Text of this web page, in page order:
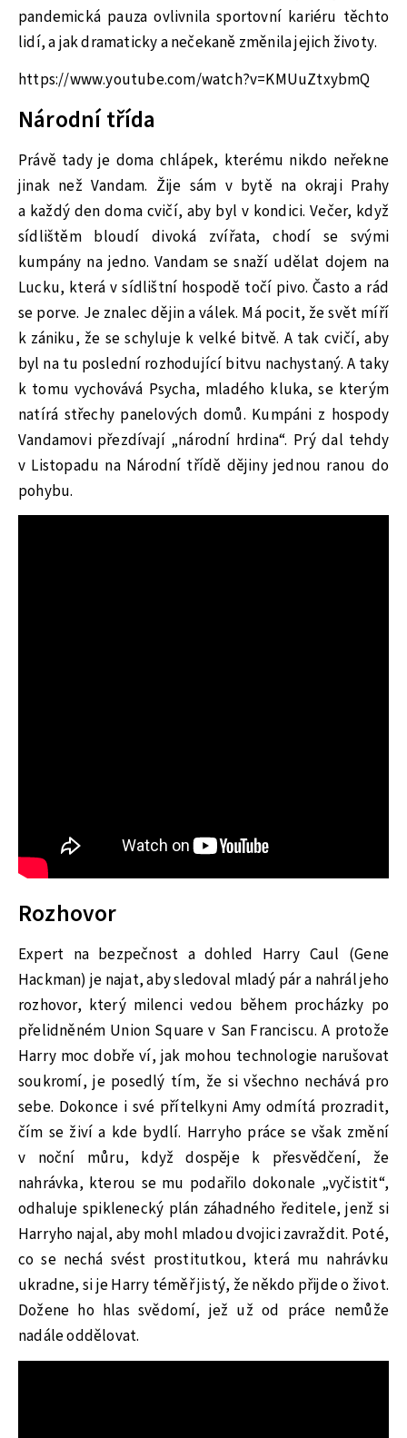
pandemická pauza ovlivnila sportovní kariéru těchto
lidí, a jak dramaticky a nečekaně změnila jejich životy.
https://www.youtube.com/watch?v=KMUuZtxybmQ
Národní třída
Právě tady je doma chlápek, kterému nikdo neřekne
jinak než Vandam. Žije sám v bytě na okraji Prahy
a každý den doma cvičí, aby byl v kondici. Večer, když
sídlištěm bloudí divoká zvířata, chodí se svými
kumpány na jedno. Vandam se snaží udělat dojem na
Lucku, která v sídlištní hospodě točí pivo. Často a rád
se porve. Je znalec dějin a válek. Má pocit, že svět míří
k zániku, že se schyluje k velké bitvě. A tak cvičí, aby
byl na tu poslední rozhodující bitvu nachystaný. A taky
k tomu vychovává Psycha, mladého kluka, se kterým
natírá střechy panelových domů. Kumpáni z hospody
Vandamovi přezdívají „národní hrdina“. Prý dal tehdy
v Listopadu na Národní třídě dějiny jednou ranou do
pohybu.
Rozhovor
Expert na bezpečnost a dohled Harry Caul (Gene
Hackman) je najat, aby sledoval mladý pár a nahrál jeho
rozhovor, který milenci vedou během procházky po
přelidněném Union Square v San Franciscu. A protože
Harry moc dobře ví, jak mohou technologie narušovat
soukromí, je posedlý tím, že si všechno nechává pro
sebe. Dokonce i své přítelkyni Amy odmítá prozradit,
čím se živí a kde bydlí. Harryho práce se však změní
v noční můru, když dospěje k přesvědčení, že
nahrávka, kterou se mu podařilo dokonale „vyčistit“,
odhaluje spiklenecký plán záhadného ředitele, jenž si
Harryho najal, aby mohl mladou dvojici zavraždit. Poté,
co se nechá svést prostitutkou, která mu nahrávku
ukradne, si je Harry téměř jistý, že někdo přijde o život.
Dožene ho hlas svědomí, jež už od práce nemůže
nadále oddělovat.